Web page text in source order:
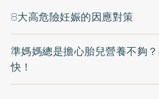
8大高危險妊娠的因應對策
準媽媽總是擔心胎兒營養不夠
快！